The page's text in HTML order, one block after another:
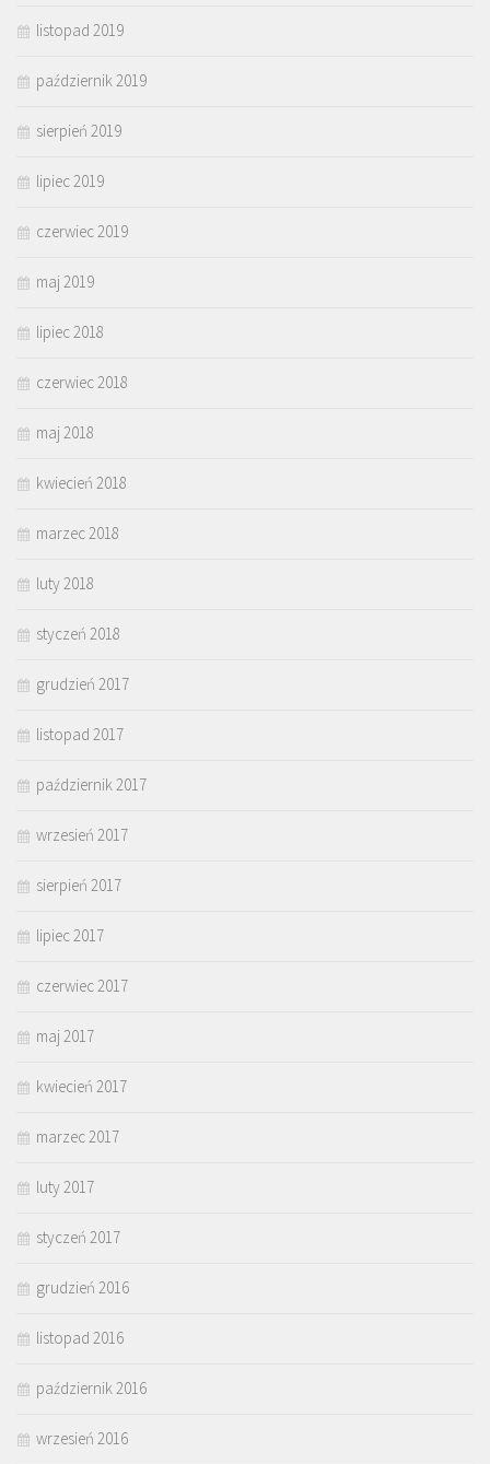
listopad 2019
październik 2019
sierpień 2019
lipiec 2019
czerwiec 2019
maj 2019
lipiec 2018
czerwiec 2018
maj 2018
kwiecień 2018
marzec 2018
luty 2018
styczeń 2018
grudzień 2017
listopad 2017
październik 2017
wrzesień 2017
sierpień 2017
lipiec 2017
czerwiec 2017
maj 2017
kwiecień 2017
marzec 2017
luty 2017
styczeń 2017
grudzień 2016
listopad 2016
październik 2016
wrzesień 2016